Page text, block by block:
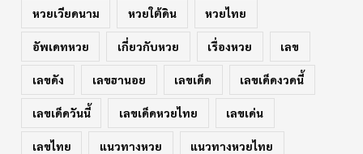
หวยเวียดนาม หวยใต้ดิน หวยไทย
อัพเดทหวย เกี่ยวกับหวย เรื่องหวย เลข
เลขดัง เลขฮานอย เลขเด็ด เลขเด็ดงวดนี้
เลขเด็ดวันนี้ เลขเด็ดหวยไทย เลขเด่น
เลขไทย แนวทางหวย แนวทางหวยไทย